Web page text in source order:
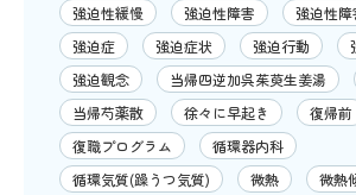
強迫性緩慢
強迫性障害
強迫性障
強迫症
強迫症状 強迫行動
強迫観念
当帰四逆加呉茱萸生姜湯
当帰芍薬散
徐々に早起き 復帰前
復職プログラム
循環器内科
循環気質(躁うつ気質)
微熱
微熱